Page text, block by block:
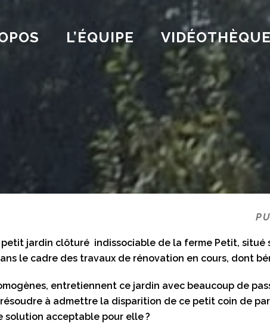
L’ÉQUIPE VIDÉOTHÈQUE
petit jardin clôturé indissociable de la ferme Petit,
le cadre des travaux de rénovation en cours, dont
entretiennent ce jardin avec beaucoup de
à admettre la disparition de ce petit coin de
acceptable pour elle ?